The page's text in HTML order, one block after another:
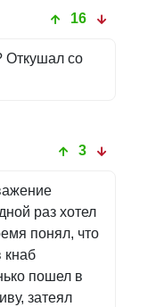
16
Откушал со
3
раз хотел
понял, что
кнаб
пошел в
затеял